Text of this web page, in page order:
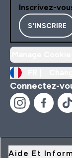
Inscrivez-
S'INSCRIRE
Connectez-
Aide Et